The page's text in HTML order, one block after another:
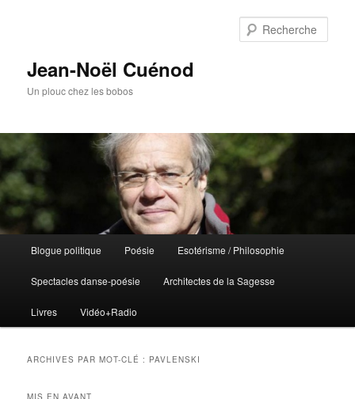
Jean-Noël Cuénod
Un plouc chez les bobos
Aller
au
contenu
principal
Aller
au
contenu
secondaire
Blogue politique Poésie Esotérisme / Philosophie
Spectacles danse-poésie Architectes de la Sagesse
Livres Vidéo+Radio
ARCHIVES PAR MOT-CLÉ : PAVLENSKI
MIS EN AVANT